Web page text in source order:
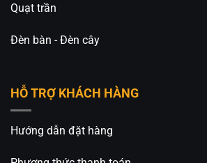
Quạt trần
Đèn bàn - Đèn cây
HỖ TRỢ KHÁCH HÀNG
Hướng dẫn đặt hàng